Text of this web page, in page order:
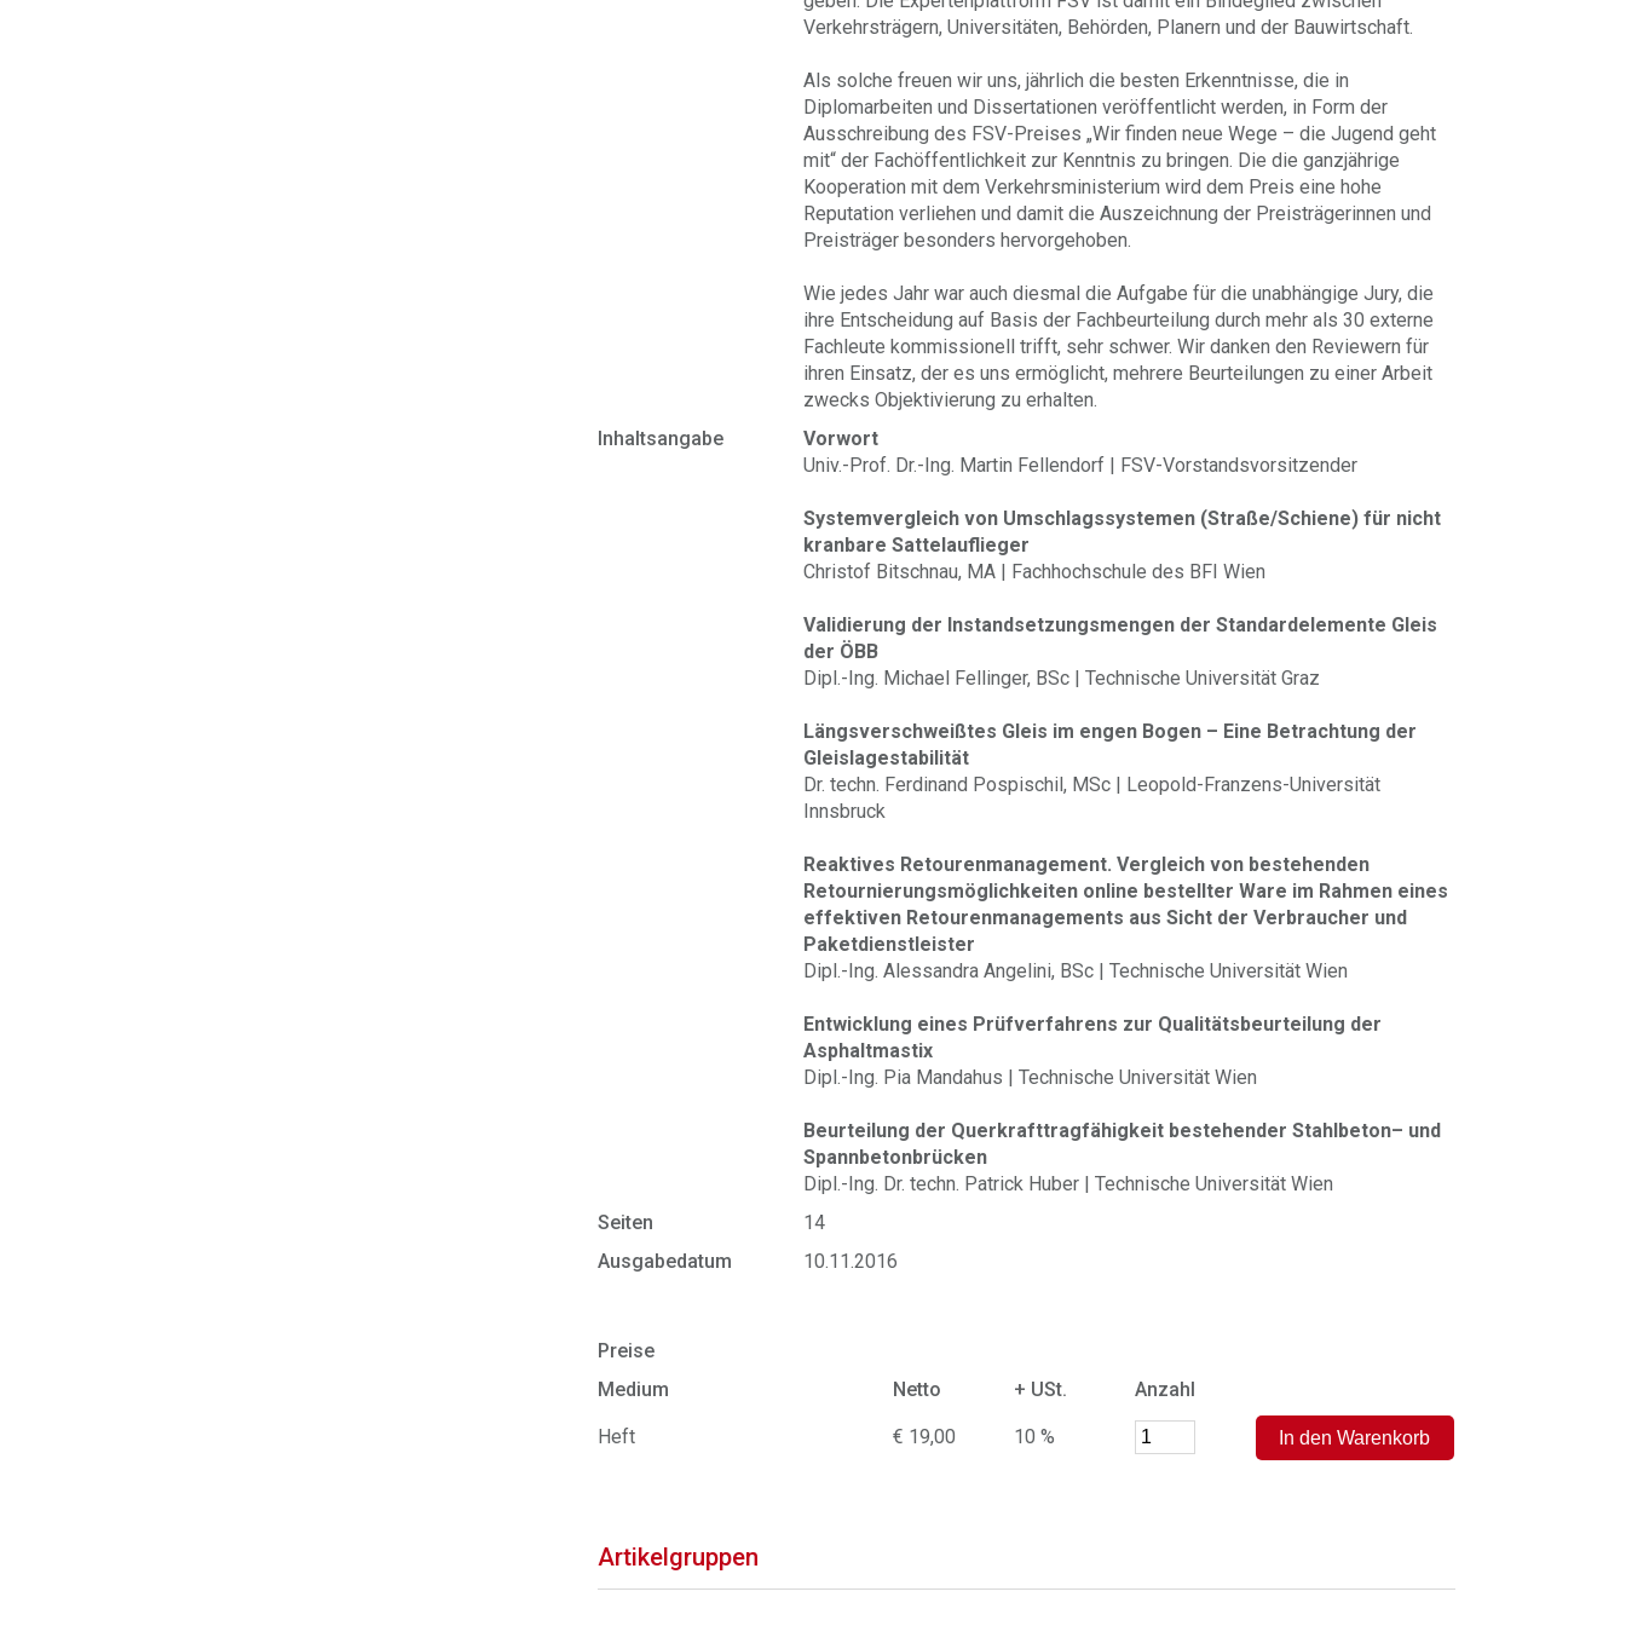
Verkehrsträgern, Universitäten, Behörden, Planern und der Bauwirtschaft.
Als solche freuen wir uns, jährlich die besten Erkenntnisse, die in
Diplomarbeiten und Dissertationen veröffentlicht werden, in Form der
Ausschreibung des FSV-Preises „Wir finden neue Wege – die Jugend geht
mit“ der Fachöffentlichkeit zur Kenntnis zu bringen. Die die ganzjährige
Kooperation mit dem Verkehrsministerium wird dem Preis eine hohe
Reputation verliehen und damit die Auszeichnung der Preisträgerinnen und
Preisträger besonders hervorgehoben.
Wie jedes Jahr war auch diesmal die Aufgabe für die unabhängige Jury, die
ihre Entscheidung auf Basis der Fachbeurteilung durch mehr als 30 externe
Fachleute kommissionell trifft, sehr schwer. Wir danken den Reviewern für
ihren Einsatz, der es uns ermöglicht, mehrere Beurteilungen zu einer Arbeit
zwecks Objektivierung zu erhalten.
Inhaltsangabe
Vorwort
Univ.-Prof. Dr.-Ing. Martin Fellendorf | FSV-Vorstandsvorsitzender
Systemvergleich von Umschlagssystemen (Straße/Schiene) für nicht
kranbare Sattelauflieger
Christof Bitschnau, MA | Fachhochschule des BFI Wien
Validierung der Instandsetzungsmengen der Standardelemente Gleis
der ÖBB
Dipl.-Ing. Michael Fellinger, BSc | Technische Universität Graz
Längsverschweißtes Gleis im engen Bogen – Eine Betrachtung der
Gleislagestabilität
Dr. techn. Ferdinand Pospischil, MSc | Leopold-Franzens-Universität
Innsbruck
Reaktives Retourenmanagement. Vergleich von bestehenden
Retournierungsmöglichkeiten online bestellter Ware im Rahmen eines
effektiven Retourenmanagements aus Sicht der Verbraucher und
Paketdienstleister
Dipl.-Ing. Alessandra Angelini, BSc | Technische Universität Wien
Entwicklung eines Prüfverfahrens zur Qualitätsbeurteilung der
Asphaltmastix
Dipl.-Ing. Pia Mandahus | Technische Universität Wien
Beurteilung der Querkrafttragfähigkeit bestehender Stahlbeton– und
Spannbetonbrücken
Dipl.-Ing. Dr. techn. Patrick Huber | Technische Universität Wien
Seiten
14
Ausgabedatum
10.11.2016
Preise
Medium
Netto + USt. Anzahl
Heft € 19,00 10 %
Artikelgruppen